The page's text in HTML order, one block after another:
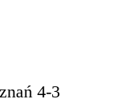
4-3